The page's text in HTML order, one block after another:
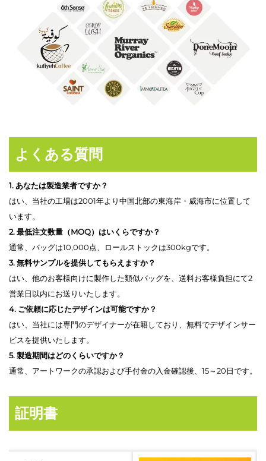
よくある質問
1. あなたは製造業者ですか？
はい、当社の工場は2001年より中国北部の東海岸・威海市に位置して
います。
2. 最低注文数量（MOQ）はいくらですか？
通常、バッグは10,000点、ロールストックは300kgです。
3. 無料サンプルを提供してもらえますか？
はい、他のお客様向けに製作した類似バッグを、送料お客様負担にて2
営業日以内にお送りいたします。
4. ご依頼に応じたデザインは可能ですか？
はい、当社には専門のデザイナーが在籍しており、無料でデザインサー
ビスを提供いたします。
5. 製造期間はどのくらいですか？
通常、アートワークの承認および手付金の入金確認後、15～20日です。
証明書